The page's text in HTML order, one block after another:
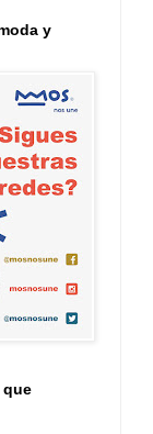
y
que